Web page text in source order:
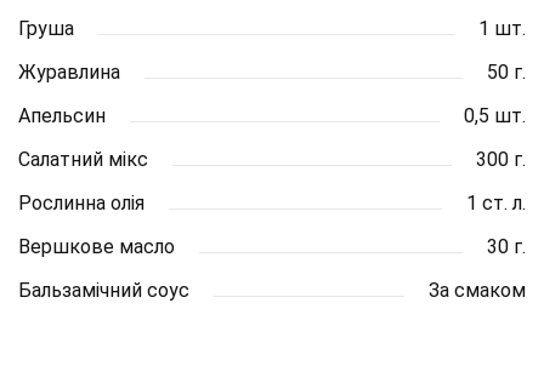
Груша
1 шт.
Журавлина
50 г.
Апельсин
0,5 шт.
Салатний мікс
300 г.
Рослинна олія
1 ст. л.
Вершкове масло
30 г.
Бальзамічний соус
За смаком